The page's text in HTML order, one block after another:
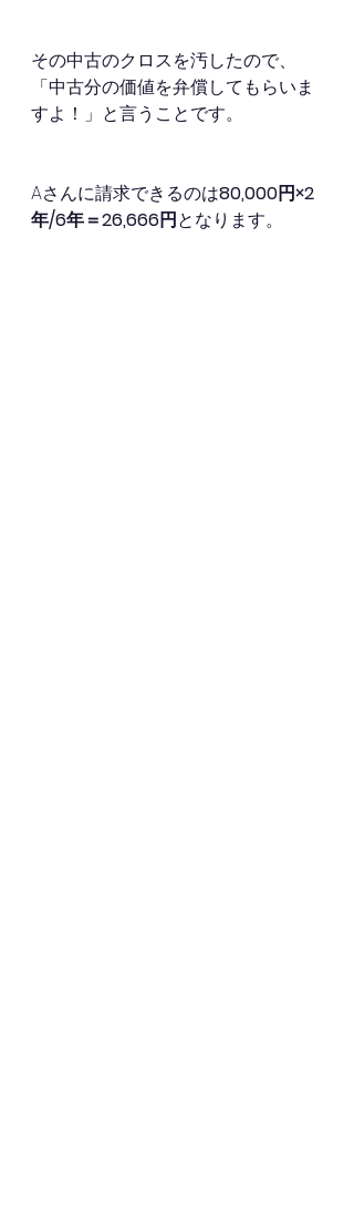
その中古のクロスを汚したので、
「中古分の価値を弁償してもらいま
すよ！」と言うことです。
Aさんに請求できるのは80,000円×2
年/6年＝26,666円となります。